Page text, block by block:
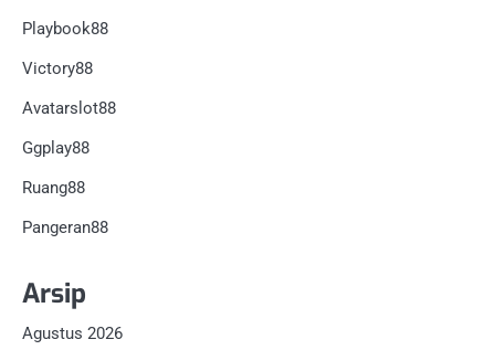
Playbook88
Victory88
Avatarslot88
Ggplay88
Ruang88
Pangeran88
Arsip
Agustus 2026